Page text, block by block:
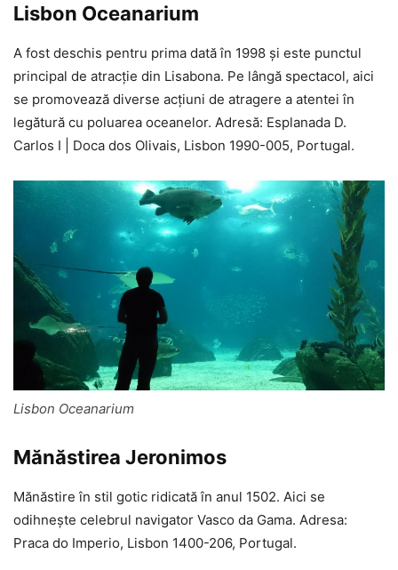
Lisbon Oceanarium
A fost deschis pentru prima dată în 1998 și este punctul
principal de atracție din Lisabona. Pe lângă spectacol, aici
se promovează diverse acțiuni de atragere a atentei în
legătură cu poluarea oceanelor. Adresă: Esplanada D.
Carlos I | Doca dos Olivais, Lisbon 1990-005, Portugal.
Lisbon Oceanarium
Mănăstirea Jeronimos
Mănăstire în stil gotic ridicată în anul 1502. Aici se
odihnește celebrul navigator Vasco da Gama. Adresa:
Praca do Imperio, Lisbon 1400-206, Portugal.